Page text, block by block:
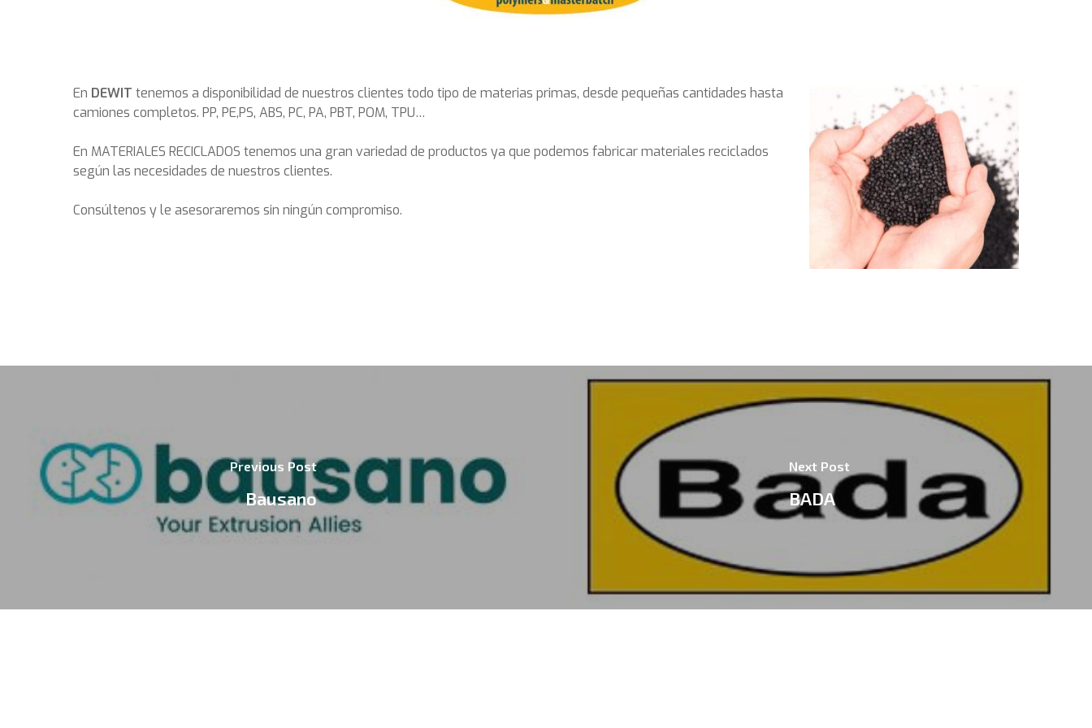
En DEWIT tenemos a disponibilidad de nuestros clientes todo tipo de materias primas, desde pequeñas cantidades hasta
camiones completos. PP, PE,PS, ABS, PC, PA, PBT, POM, TPU…
En MATERIALES RECICLADOS tenemos una gran variedad de productos ya que podemos fabricar materiales reciclados
según las necesidades de nuestros clientes.
Consúltenos y le asesoraremos sin ningún compromiso.
Previous Post
Bausano
Next Post
BADA